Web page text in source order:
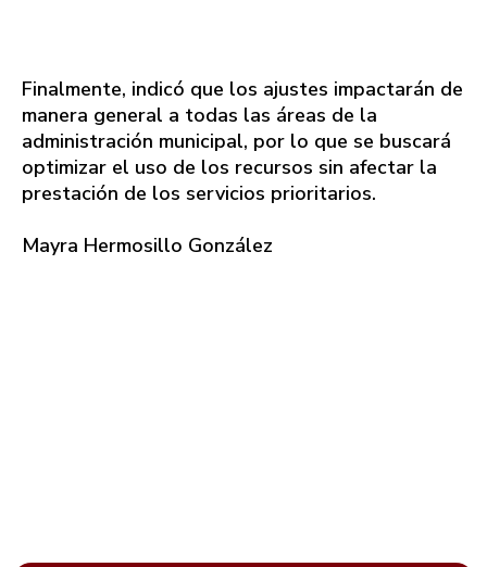
Finalmente, indicó que los ajustes impactarán de
manera general a todas las áreas de la
administración municipal, por lo que se buscará
optimizar el uso de los recursos sin afectar la
prestación de los servicios prioritarios.
Mayra Hermosillo González